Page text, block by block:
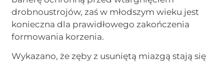
drobnoustrojów, zaś w młodszym wieku jest
konieczna dla prawidłowego zakończenia
formowania korzenia.
Wykazano, że zęby z usuniętą miazgą stają się